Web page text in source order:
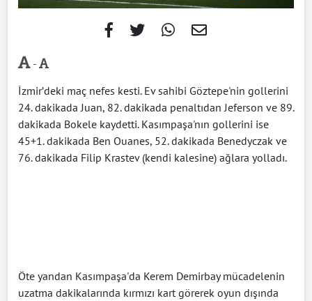
-
İzmir’deki maç nefes kesti. Ev sahibi Göztepe'nin gollerini
24. dakikada Juan, 82. dakikada penaltıdan Jeferson ve 89.
dakikada Bokele kaydetti. Kasımpaşa'nın gollerini ise
45+1. dakikada Ben Ouanes, 52. dakikada Benedyczak ve
76. dakikada Filip Krastev (kendi kalesine) ağlara yolladı.
Öte yandan Kasımpaşa'da Kerem Demirbay mücadelenin
uzatma dakikalarında kırmızı kart görerek oyun dışında